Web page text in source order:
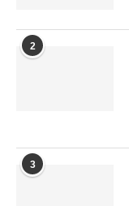
2
3